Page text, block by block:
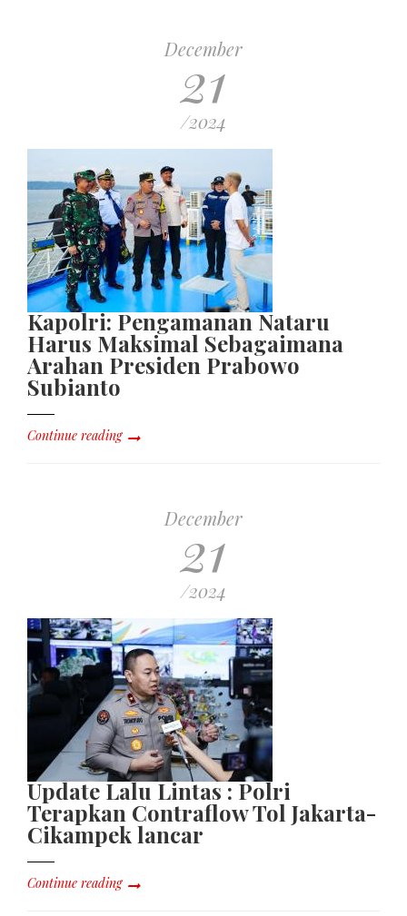
December
21
/2024
Kapolri: Pengamanan Nataru
Harus Maksimal Sebagaimana
Arahan Presiden Prabowo
Subianto
Continue reading
December
21
/2024
Update Lalu Lintas : Polri
Terapkan Contraflow Tol Jakarta-
Cikampek lancar
Continue reading